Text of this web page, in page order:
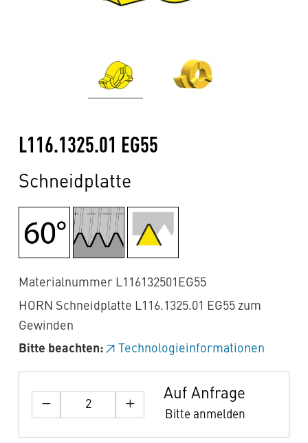
L116.1325.01 EG55
Schneidplatte
Materialnummer L116132501EG55
HORN Schneidplatte L116.1325.01 EG55 zum
Gewinden
Bitte beachten:
Technologieinformationen
Auf Anfrage
Bitte anmelden